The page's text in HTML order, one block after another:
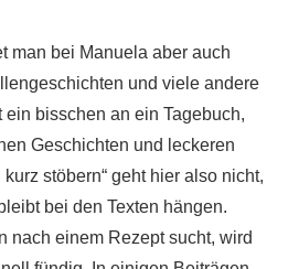
man bei Manuela aber auch
und viele andere
ein bisschen an ein Tagebuch,
Geschichten und leckeren
stöbern“ geht hier also nicht,
bei den Texten hängen.
nach einem Rezept sucht, wird